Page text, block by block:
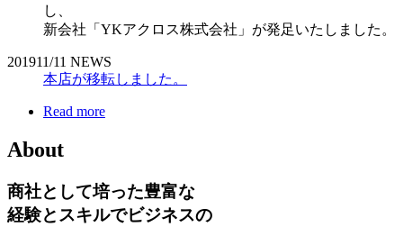
し、
新会社「YKアクロス株式会社」が発足いたしました。
201911/11 NEWS
本店が移転しました。
Read more
About
商社として培った豊富な
経験とスキルでビジネスの